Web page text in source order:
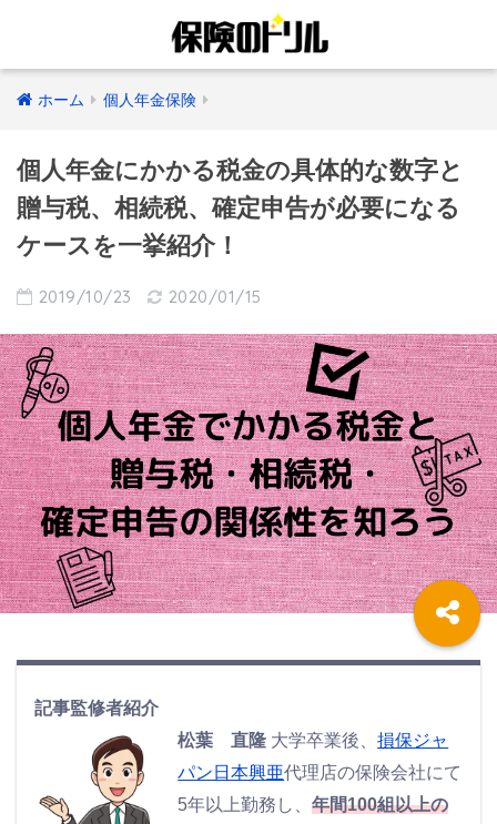
ホーム 個人年金保険
個人年金にかかる税金の具体的な数字と
贈与税、相続税、確定申告が必要になる
ケースを一挙紹介！
2019/10/23 2020/01/15
記事監修者紹介
松葉 直隆 大学卒業後、損保ジャ
パン日本興亜代理店の保険会社にて
5年以上勤務し、年間100組以上の